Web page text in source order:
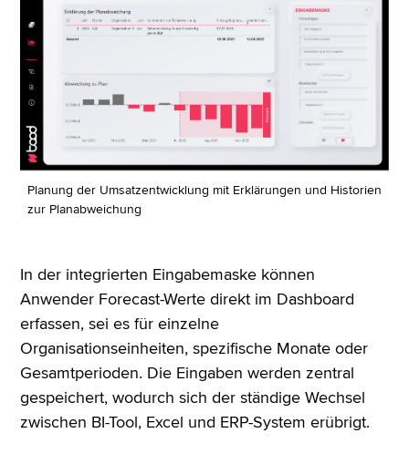
Planung der Umsatzentwicklung mit Erklärungen und Historien
zur Planabweichung
In der integrierten Eingabemaske können
Anwender Forecast-Werte direkt im Dashboard
erfassen, sei es für einzelne
Organisationseinheiten, spezifische Monate oder
Gesamtperioden. Die Eingaben werden zentral
gespeichert, wodurch sich der ständige Wechsel
zwischen BI-Tool, Excel und ERP-System erübrigt.